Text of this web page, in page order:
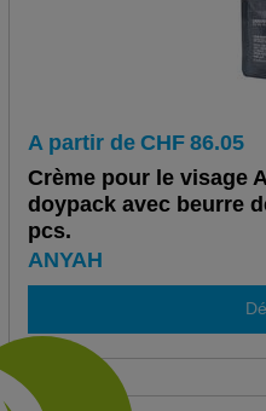
A partir de CHF 86.05
Crème pour le visage
doypack avec beurre
pcs.
ANYAH